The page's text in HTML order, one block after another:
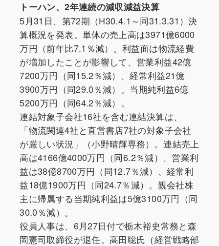
トーハン、2年連続の減収減益決算
5月31日、第72期（H30.4.1～同31.3.31）決
算概況を発表。単体の売上高は3971億6000
万円（前年比7.1％減）。利益面は物流経費
が増加したことが影響して、営業利益42億
7200万円（同15.2％減）、経常利益21億
3900万円（同29.0％減）。当期純利益6億
5200万円（同64.2％減）。
連結対象子会社16社を含む連結決算は、
「物流関連4社と直営書店7社の対象子会社
が厳しい状況」（小野晴輝専務）。連結売上
高は4166億4000万円（同6.2％減）、営業利
益は38億8700万円（同12.7％減）、経常利
益18億1900万円（同24.7％減）。親会社株
主に帰属する当期純利益は5億3100万円（同
30.0％減）。
役員人事は、6月27日付で栃木裕史常務と森
岡憲司取締役が退任。高田聡氏（経営戦略部